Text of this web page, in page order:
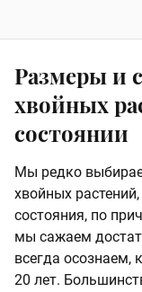
Размеры и
хвойных
состоянии
Мы редко
хвойных
состояния, по
мы сажаем
всегда осознаем,
20 лет.